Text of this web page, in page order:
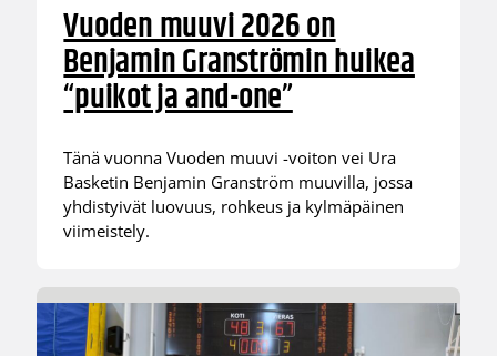
Vuoden muuvi 2026 on
Benjamin Granströmin huikea
“puikot ja and-one”
Tänä vuonna Vuoden muuvi -voiton vei Ura
Basketin Benjamin Granström muuvilla, jossa
yhdistyivät luovuus, rohkeus ja kylmäpäinen
viimeistely.